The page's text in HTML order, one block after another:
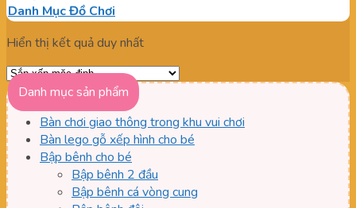
Danh Mục Đồ Chơi
Hiển thị kết quả duy nhất
Danh mục sản phẩm
Bàn chơi giao thông trong khu vui chơi
Bàn lego gỗ xếp hình cho bé
Bập bênh cho bé
Bập bênh 2 đầu
Bập bênh cá vòng cung